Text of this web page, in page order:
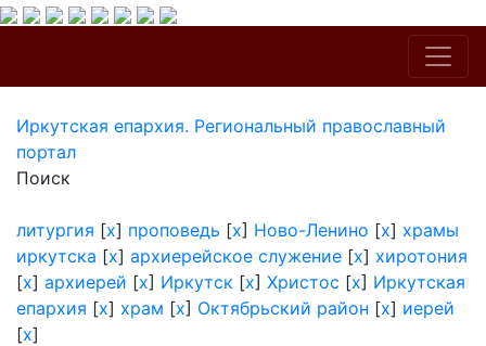
Иркутская епархия. Региональный православный
портал
Поиск
литургия [x] проповедь [x] Ново-Ленино [x] храмы
иркутска [x] архиерейское служение [x] хиротония
[x] архиерей [x] Иркутск [x] Христос [x] Иркутская
епархия [x] храм [x] Октябрьский район [x] иерей
[x]